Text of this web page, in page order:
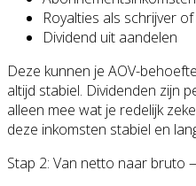
Royalties als schrijver
Dividend uit aandelen
Deze kunnen je AOV-
altijd stabiel. Dividenden zijn
alleen mee wat je redelijk
deze inkomsten stabiel en
Stap 2: Van netto naar bruto